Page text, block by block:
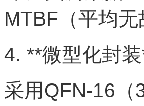
MTBF（平均
4. **微型化封
采用QFN-16（